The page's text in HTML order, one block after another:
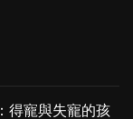
得寵與失寵的孩